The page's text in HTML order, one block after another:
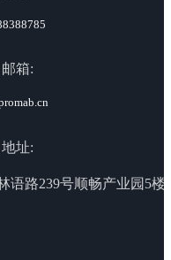
箱:
址:
语路239号顺畅产业园5楼